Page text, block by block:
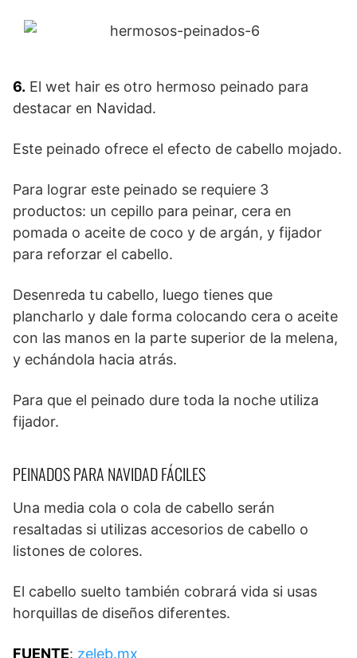
6. El wet hair es otro hermoso peinado para
destacar en Navidad.
Este peinado ofrece el efecto de cabello mojado.
Para lograr este peinado se requiere 3
productos: un cepillo para peinar, cera en
pomada o aceite de coco y de argán, y fijador
para reforzar el cabello.
Desenreda tu cabello, luego tienes que
plancharlo y dale forma colocando cera o aceite
con las manos en la parte superior de la melena,
y echándola hacia atrás.
Para que el peinado dure toda la noche utiliza
fijador.
PEINADOS PARA NAVIDAD FÁCILES
Una media cola o cola de cabello serán
resaltadas si utilizas accesorios de cabello o
listones de colores.
El cabello suelto también cobrará vida si usas
horquillas de diseños diferentes.
FUENTE: zeleb.mx